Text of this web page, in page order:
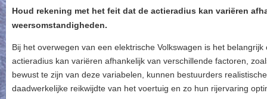
Houd rekening met het feit dat de actieradius kan variëren
weersomstandigheden.
Bij het overwegen van een elektrische Volkswagen is het
actieradius kan variëren afhankelijk van verschillende factoren,
bewust te zijn van deze variabelen, kunnen bestuurders
daadwerkelijke reikwijdte van het voertuig en zo hun rijervaring